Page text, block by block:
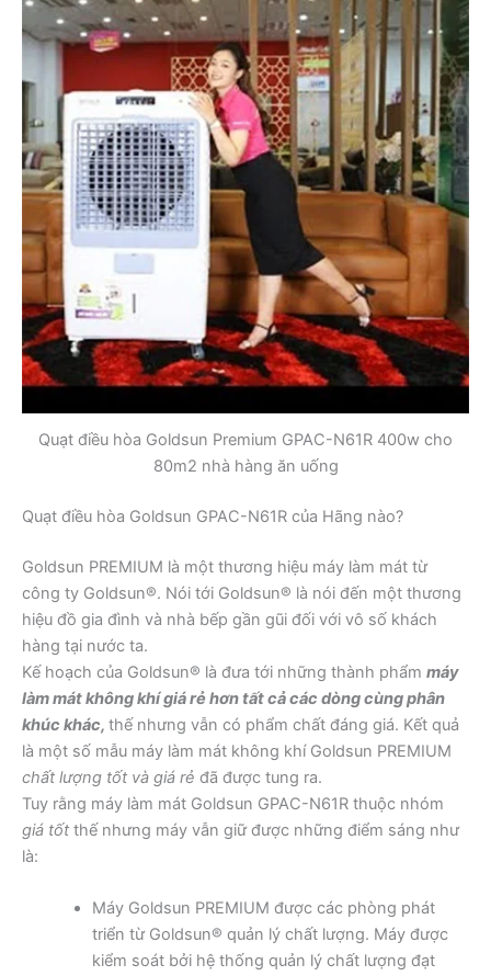
Quạt điều hòa Goldsun Premium GPAC-N61R 400w cho
80m2 nhà hàng ăn uống
Quạt điều hòa Goldsun GPAC-N61R của Hãng nào?
Goldsun PREMIUM là một thương hiệu máy làm mát từ
công ty Goldsun®. Nói tới Goldsun® là nói đến một thương
hiệu đồ gia đình và nhà bếp gần gũi đối với vô số khách
hàng tại nước ta.
Kế hoạch của Goldsun® là đưa tới những thành phẩm máy
làm mát không khí giá rẻ hơn tất cả các dòng cùng phân
khúc khác, thế nhưng vẫn có phẩm chất đáng giá. Kết quả
là một số mẫu máy làm mát không khí Goldsun PREMIUM
chất lượng tốt và giá rẻ đã được tung ra.
Tuy rằng máy làm mát Goldsun GPAC-N61R thuộc nhóm
giá tốt thế nhưng máy vẫn giữ được những điểm sáng như
là:
Máy Goldsun PREMIUM được các phòng phát
triển từ Goldsun® quản lý chất lượng. Máy được
kiểm soát bởi hệ thống quản lý chất lượng đạt